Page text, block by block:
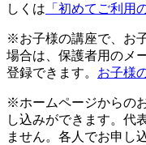
しくは 「初めてご利用
※お子様の講座で、お
場合は、保護者用のメ
登録できます。 お子様
※ホームページからの
し込みができます。代
ません。各人でお申し